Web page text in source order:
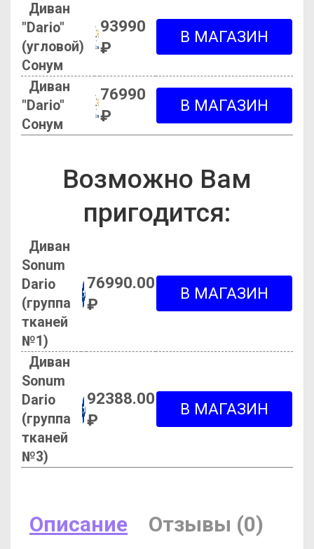
Диван
"Dario"
(угловой)
Сонум
93990
₽
Диван
"Dario"
Сонум
76990
₽
Возможно Вам
пригодится:
Диван
Sonum
Dario
(группа
тканей
№1)
76990.00
₽
Диван
Sonum
Dario
(группа
тканей
№3)
92388.00
₽
Описание Отзывы (0)